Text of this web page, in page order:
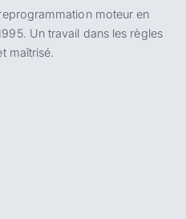
moteur en
Un travail dans les règles
maîtrisé.